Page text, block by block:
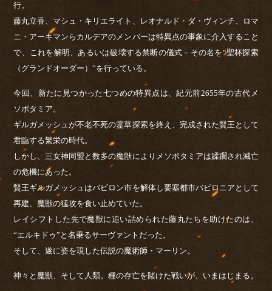
行。
藤丸立香、マシュ・キリエライト、レオナルド・ダ・ヴィンチ、ロマ
ニ・アーキマンらカルデアのメンバーは特異点の事象に介入すること
で、 これを解明、あるいは破壊する禁断の儀式－その名を“聖杯探索
（グランドオーダー）”を行っている。
今回、新たに見つかった七つめの特異点は、紀元前2655年の古代メ
ソポタミア。
ギルガメッシュが不老不死の霊草探索を終え、完成された賢王として
君臨する繁栄の時代。
しかし、三女神同盟と数多の魔獣によりメソポタミアは蹂躙され滅亡
の危機にあった。
賢王ギルガメッシュはバビロン市を解体し要塞都市バビロニアとして
再建、魔獣の猛攻を食い止めていた。
レイシフトした先で魔獣に追い詰められた藤丸たちを助けたのは、
“エルキドゥ”と名乗るサーヴァントだった。
そして、遂に姿を現した伝説の魔術師・マーリン。
神々と魔獣、そして人類。種の存亡を賭けた戦いが、いまはじまる。